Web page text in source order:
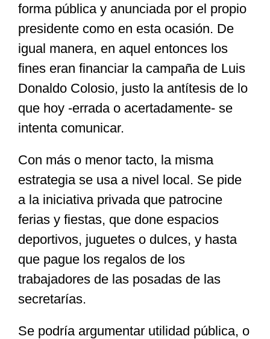
forma pública y anunciada por el propio
presidente como en esta ocasión. De
igual manera, en aquel entonces los
fines eran financiar la campaña de Luis
Donaldo Colosio, justo la antítesis de lo
que hoy -errada o acertadamente- se
intenta comunicar.
Con más o menor tacto, la misma
estrategia se usa a nivel local. Se pide
a la iniciativa privada que patrocine
ferias y fiestas, que done espacios
deportivos, juguetes o dulces, y hasta
que pague los regalos de los
trabajadores de las posadas de las
secretarías.
Se podría argumentar utilidad pública, o